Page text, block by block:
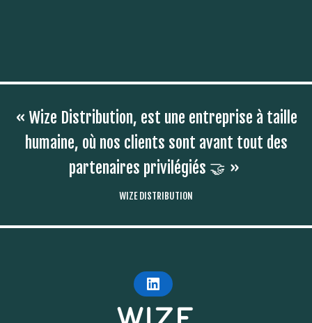
« Wize Distribution, est une entreprise à taille
humaine, où nos clients sont avant tout des
partenaires privilégiés 🤝 »
WIZE DISTRIBUTION